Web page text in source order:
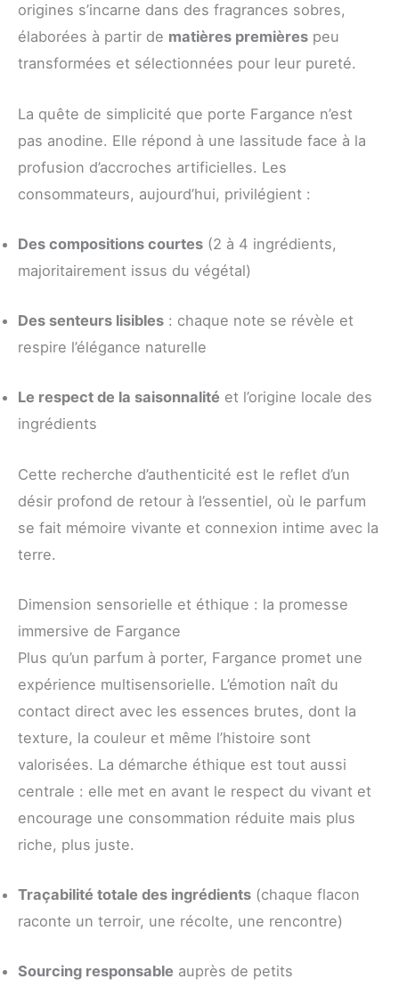
origines s’incarne dans des fragrances sobres,
élaborées à partir de matières premières peu
transformées et sélectionnées pour leur pureté.
La quête de simplicité que porte Fargance n’est
pas anodine. Elle répond à une lassitude face à la
profusion d’accroches artificielles. Les
consommateurs, aujourd’hui, privilégient :
Des compositions courtes (2 à 4 ingrédients,
majoritairement issus du végétal)
Des senteurs lisibles : chaque note se révèle et
respire l’élégance naturelle
Le respect de la saisonnalité et l’origine locale des
ingrédients
Cette recherche d’authenticité est le reflet d’un
désir profond de retour à l’essentiel, où le parfum
se fait mémoire vivante et connexion intime avec la
terre.
Dimension sensorielle et éthique : la promesse
immersive de Fargance
Plus qu’un parfum à porter, Fargance promet une
expérience multisensorielle. L’émotion naît du
contact direct avec les essences brutes, dont la
texture, la couleur et même l’histoire sont
valorisées. La démarche éthique est tout aussi
centrale : elle met en avant le respect du vivant et
encourage une consommation réduite mais plus
riche, plus juste.
Traçabilité totale des ingrédients (chaque flacon
raconte un terroir, une récolte, une rencontre)
Sourcing responsable auprès de petits